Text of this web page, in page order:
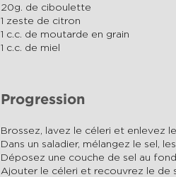
20g. de ciboulette
1 zeste de citron
1 c.c. de moutarde en grain
1 c.c. de miel
Progression
Brossez, lavez le céleri et enlevez
Dans un saladier, mélangez le sel,
Déposez une couche de sel au
Ajouter le céleri et recouvrez le de